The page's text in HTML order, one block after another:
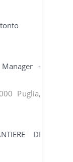
-
Puglia,
DI